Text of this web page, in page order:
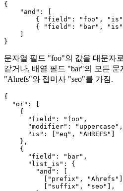
{
    "and": [
{ "field": "foo",
{ "field": "bar",
문자열 필드 "foo"의 값을 대문자
같거나, 배열 필드 "bar"의 모든
"Ahrefs"와 접미사 "seo"를 가짐.
{
  "or": [
    {
      "field": "foo",
      "modifier": "uppercase",
      "is": ["eq", "AHREFS"]
    },
    {
      "field": "bar",
      "list_is": {
        "and": [
["prefix",
          ["suffix", "seo"],